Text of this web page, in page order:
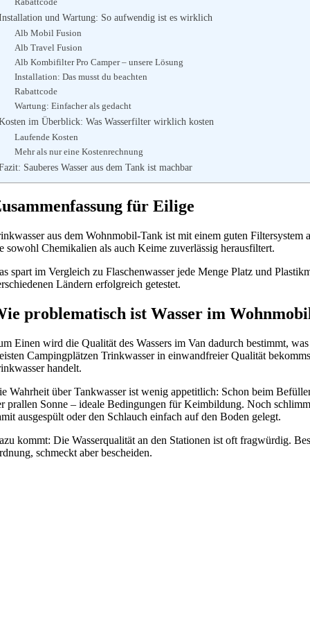
und Wartung: So aufwendig ist es wirklich
Alb Mobil Fusion
Alb Travel Fusion
Alb Kombifilter Pro Camper – unsere Lösung
Installation: Das musst du beachten
Rabattcode
Wartung: Einfacher als gedacht
im Überblick: Was Wasserfilter wirklich kosten
Laufende Kosten
Mehr als nur eine Kostenrechnung
Sauberes Wasser aus dem Tank ist machbar
für Eilige
aus dem Wohnmobil-Tank ist mit einem guten
sowohl Chemikalien als auch Keime zuverlässig herausfiltert.
spart im Vergleich zu Flaschenwasser jede Menge Platz und
Ländern erfolgreich getestet.
problematisch ist Wasser im
Einen wird die Qualität des Wassers im Van dadurch bestimmt,
Campingplätzen Trinkwasser in einwandfreier Qualität
handelt.
Wahrheit über Tankwasser ist wenig appetitlich: Schon beim
prallen Sonne – ideale Bedingungen für Keimbildung. Noch
ausgespült oder den Schlauch einfach auf den Boden gelegt.
kommt: Die Wasserqualität an den Stationen ist oft fragwürdig.
schmeckt aber bescheiden.